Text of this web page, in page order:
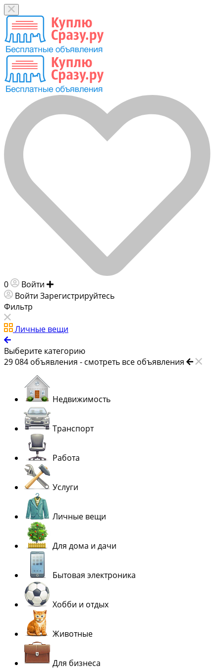
0 Войти
Войти Зарегистрируйтесь
Фильтр
Личные вещи
Выберите категорию
29 084 объявления - смотреть все объявления
Недвижимость
Транспорт
Работа
Услуги
Личные вещи
Для дома и дачи
Бытовая электроника
Хобби и отдых
Животные
Для бизнеса